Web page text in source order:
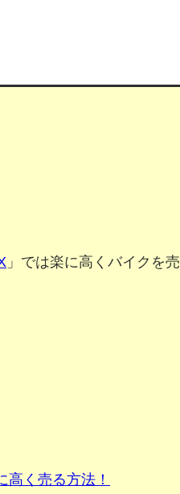
」では楽に高くバイクを売
く売る方法！